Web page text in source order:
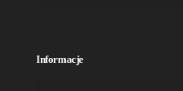
Informacje